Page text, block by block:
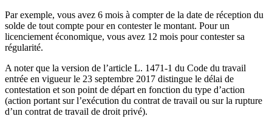
Par exemple, vous avez 6 mois à compter de la date de réception du
solde de tout compte pour en contester le montant. Pour un
licenciement économique, vous avez 12 mois pour contester sa
régularité.
A noter que la version de l’article L. 1471-1 du Code du travail
entrée en vigueur le 23 septembre 2017 distingue le délai de
contestation et son point de départ en fonction du type d’action
(action portant sur l’exécution du contrat de travail ou sur la rupture
d’un contrat de travail de droit privé).